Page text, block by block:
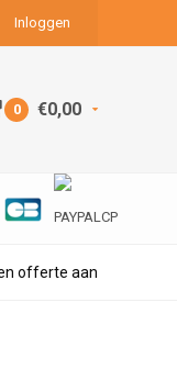
Inloggen
0 €0,00
offerte aan